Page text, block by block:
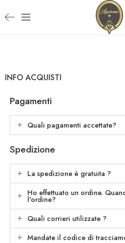
INFO ACQUISTI
Pagamenti
Quali pagamenti accettate?
Spedizione
La spedizione è gratuita ?
Ho effettuato un ordine.
l'ordine?
Quali corrieri utilizzate ?
Mandate il codice di